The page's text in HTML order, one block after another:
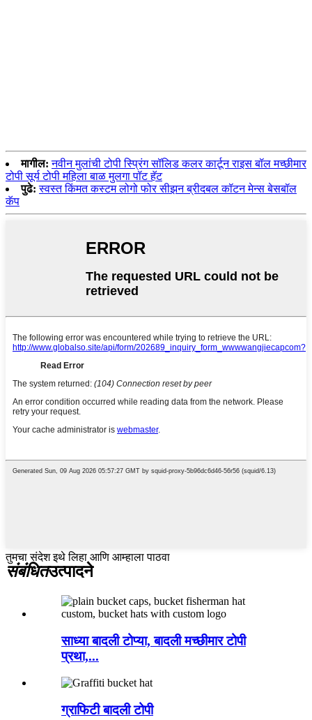
मागील: नवीन मुलांची टोपी स्प्रिंग सॉलिड कलर कार्टून राइस बॉल मच्छीमार
टोपी सूर्य टोपी महिला बाळ मुलगा पॉट हॅट
पुढे: स्वस्त किंमत कस्टम लोगो फोर सीझन ब्रीदबल कॉटन मेन्स बेसबॉल
कॅप
तुमचा संदेश इथे लिहा आणि आम्हाला पाठवा
संबंधितउत्पादने
साध्या बादली टोप्या, बादली मच्छीमार टोपी
प्रथा,...
ग्राफिटी बादली टोपी